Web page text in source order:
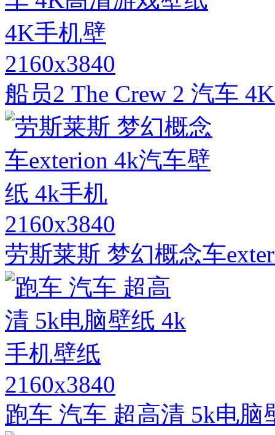
2160x3840
船员2 The Crew 2 汽车
2160x3840
劳斯莱斯 梦幻概念车
2160x3840
跑车 汽车 超高清 5k电脑